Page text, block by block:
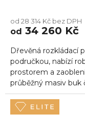
od 28 314 Kč bez DPH
od 34 260 Kč
Dřevěná rozkládací
područkou, nabízí
prostorem a
průběžný masiv buk